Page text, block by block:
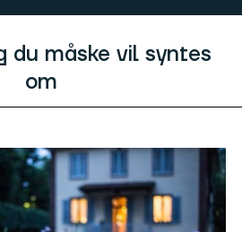
du måske vil syntes
om